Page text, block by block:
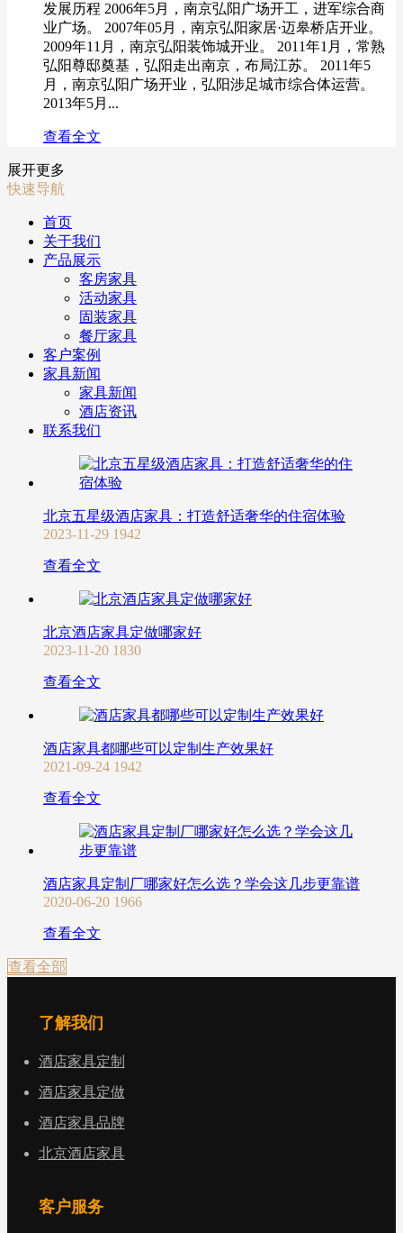
发展历程 2006年5月，南京弘阳广场开工，进军综合商
业广场。 2007年05月，南京弘阳家居·迈皋桥店开业。
2009年11月，南京弘阳装饰城开业。 2011年1月，常熟
弘阳尊邸奠基，弘阳走出南京，布局江苏。 2011年5
月，南京弘阳广场开业，弘阳涉足城市综合体运营。
2013年5月...
查看全文
展开更多
快速导航
首页
关于我们
产品展示
客房家具
活动家具
固装家具
餐厅家具
客户案例
家具新闻
家具新闻
酒店资讯
联系我们
北京五星级酒店家具：打造舒适奢华的住宿体验
2023-11-29 1942
查看全文
北京酒店家具定做哪家好
2023-11-20 1830
查看全文
酒店家具都哪些可以定制生产效果好
2021-09-24 1942
查看全文
酒店家具定制厂哪家好怎么选？学会这几步更靠谱
2020-06-20 1966
查看全文
查看全部
了解我们
酒店家具定制
酒店家具定做
酒店家具品牌
北京酒店家具
客户服务